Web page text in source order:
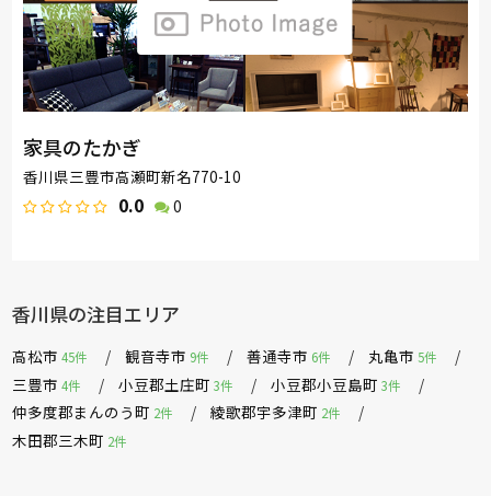
家具のたかぎ
香川県三豊市高瀬町新名770-10
0.0 0
香川県の注目エリア
高松市45件 観音寺市 9件 善通寺市 6件 丸亀市5件
三豊市4件 小豆郡土庄町3件 小豆郡小豆島町3件
仲多度郡まんのう町 2件 綾歌郡宇多津町 2件
木田郡三木町 2件